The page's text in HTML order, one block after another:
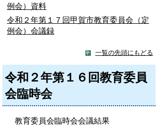
例会）資料
令和２年第１７回甲賀市教育委員会（定
例会）会議録
一覧の先頭にもどる
令和２年第１６回教育委員
会臨時会
教育委員会臨時会会議結果